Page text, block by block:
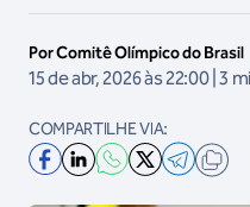
Por Comitê Olímpico do Brasil
15 de abr, 2026 às 22:00 | 3
COMPARTILHE VIA: